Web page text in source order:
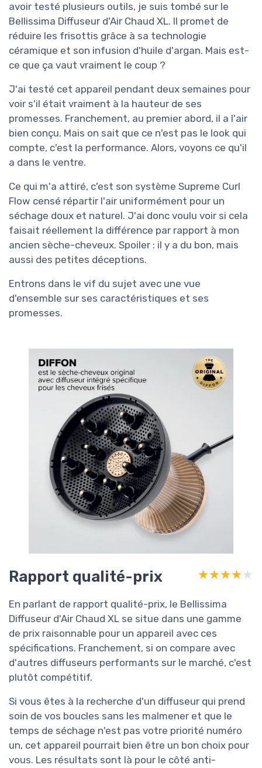
avoir testé plusieurs outils, je suis tombé sur le
Bellissima Diffuseur d'Air Chaud XL. Il promet de
réduire les frisottis grâce à sa technologie
céramique et son infusion d'huile d'argan. Mais est-
ce que ça vaut vraiment le coup ?
J'ai testé cet appareil pendant deux semaines pour
voir s'il était vraiment à la hauteur de ses
promesses. Franchement, au premier abord, il a l'air
bien conçu. Mais on sait que ce n'est pas le look qui
compte, c'est la performance. Alors, voyons ce qu'il
a dans le ventre.
Ce qui m'a attiré, c'est son système Supreme Curl
Flow censé répartir l'air uniformément pour un
séchage doux et naturel. J'ai donc voulu voir si cela
faisait réellement la différence par rapport à mon
ancien sèche-cheveux. Spoiler : il y a du bon, mais
aussi des petites déceptions.
Entrons dans le vif du sujet avec une vue
d'ensemble sur ses caractéristiques et ses
promesses.
Rapport qualité-prix ★★★★★
★★★★★
En parlant de rapport qualité-prix, le Bellissima
Diffuseur d'Air Chaud XL se situe dans une gamme
de prix raisonnable pour un appareil avec ces
spécifications. Franchement, si on compare avec
d'autres diffuseurs performants sur le marché, c'est
plutôt compétitif.
Si vous êtes à la recherche d'un diffuseur qui prend
soin de vos boucles sans les malmener et que le
temps de séchage n'est pas votre priorité numéro
un, cet appareil pourrait bien être un bon choix pour
vous. Les résultats sont là pour le côté anti-